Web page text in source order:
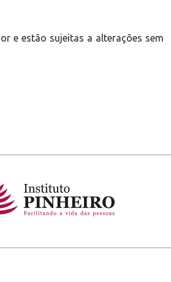
e estão sujeitas a alterações sem